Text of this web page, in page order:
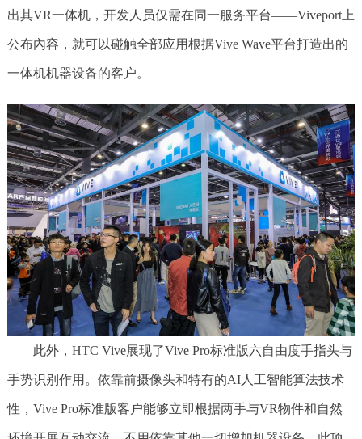
出其VR一体机，开发人员仅需在同一服务平台——Viveport上
公布內容，就可以碰触全部应用根据Vive Wave平台打造出的
一体机机器设备的客户。
此外，HTC Vive展现了Vive Pro标准版六自由度手指头与
手势识别作用。依靠前摄像头和特有的AI人工智能算法技术
性，Vive Pro标准版客户能够立即根据两手与VR物件和自然